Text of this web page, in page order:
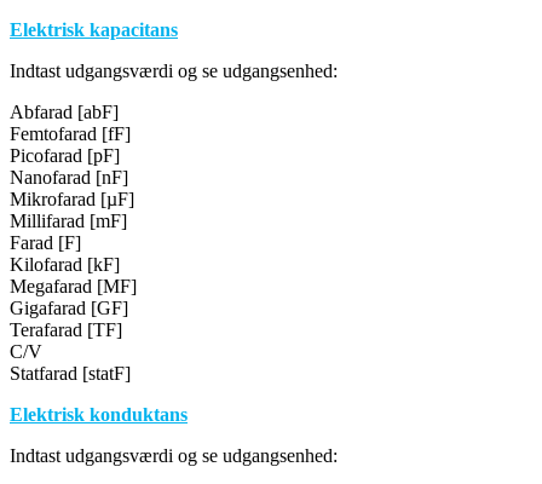
Elektrisk kapacitans
Indtast udgangsværdi og se udgangsenhed:
Abfarad [abF]
Femtofarad [fF]
Picofarad [pF]
Nanofarad [nF]
Mikrofarad [µF]
Millifarad [mF]
Farad [F]
Kilofarad [kF]
Megafarad [MF]
Gigafarad [GF]
Terafarad [TF]
C/V
Statfarad [statF]
Elektrisk konduktans
Indtast udgangsværdi og se udgangsenhed: